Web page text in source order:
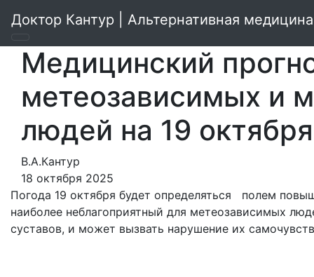
Доктор Кантур | Альтернативная медицина
Медицинский
метеозависимых и
людей на 19
В.А.Кантур
18 октября 2025
Погода 19 октября будет определяться полем
наиболее неблагоприятный для метеозависимых
суставов, и может вызвать нарушение их